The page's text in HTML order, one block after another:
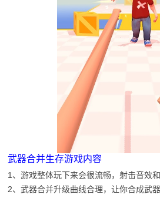
武器合并生存游戏内容
1、游戏整体玩下来会很流畅，射击音效
2、武器合并升级曲线合理，让你合成武